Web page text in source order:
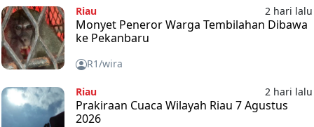
Riau 2 hari lalu
Monyet Peneror Warga Tembilahan Dibawa
ke Pekanbaru
R1/wira
Riau 2 hari lalu
Prakiraan Cuaca Wilayah Riau 7 Agustus
2026